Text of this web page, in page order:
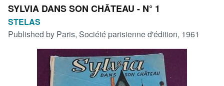
My Purchases
Browse Collections
Rare Books
SYLVIA DANS SON CHÂTEAU - N° 1
STELAS
Published by Paris, Société parisienne d'édition, 1961